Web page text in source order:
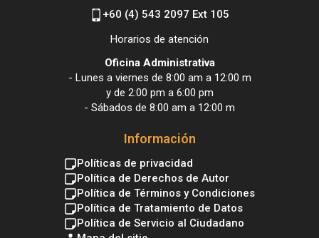
+60 (4) 543 2097 Ext 105
Horarios de atención
Oficina Administrativa
- Lunes a viernes de 8:00 am a 12:00 m
y de 2:00 pm a 6:00 pm
- Sábados de 8:00 am a 12:00 m
Información
Políticas de privacidad
Política de Derechos de Autor
Política de Términos y Condiciones
Política de Tratamiento de Datos
Política de Servicio al Ciudadano